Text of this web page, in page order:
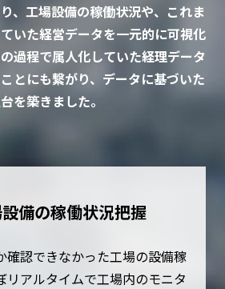
、工場設備の稼働状況や、これま
いた経営データを一元的に可視化
過程で属人化していた経理データ
とにも繋がり、データに基づいた
を築きました。
備の稼働状況把握
確認できなかった工場の設備稼
リアルタイムで工場内のモニタ